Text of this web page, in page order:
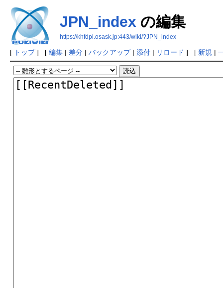
JPN_index の編集
https://khfdpl.osask.jp:443/wiki/?JPN_index
[ トップ] [ 編集| 差分| バックアップ| 添付| リロード ] [ 新規 |